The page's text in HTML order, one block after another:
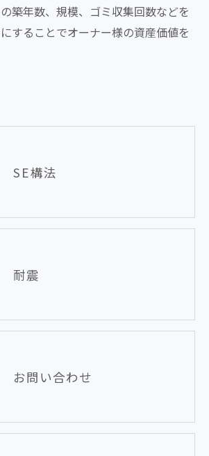
築年数、規模、ゴミ収集回数などを
することでオーナー様の資産価値を
SE構法
耐震
お問い合わせ